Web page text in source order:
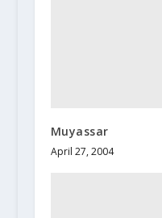
Muyassar
April 27, 2004